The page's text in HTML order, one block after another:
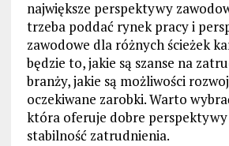
największe perspektywy
trzeba poddać rynek pracy i
zawodowe dla różnych ścieżek
będzie to, jakie są szanse na
branży, jakie są możliwości
oczekiwane zarobki. Warto
która oferuje dobre
stabilność zatrudnienia.